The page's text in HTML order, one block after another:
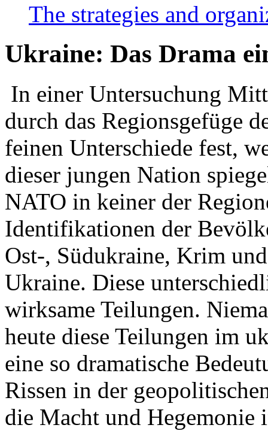
The strategies and
Ukraine: Das Drama
In einer Untersuchung
durch das Regionsgefüge
feinen Unterschiede fest,
dieser jungen Nation
NATO in keiner der
Identifikationen der
Ost-, Südukraine, Krim
Ukraine. Diese
wirksame Teilungen.
heute diese Teilungen im
eine so dramatische
Rissen in der
die Macht und Hegemonie